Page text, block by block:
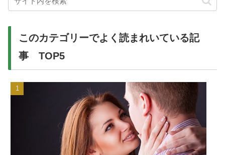
このカテゴリーでよく読まれいている記
事 TOP5